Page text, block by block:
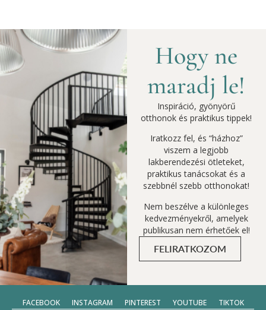
Hogy ne
maradj le!
Inspiráció, gyönyörű
otthonok és praktikus tippek!
Iratkozz fel, és “házhoz”
viszem a legjobb
lakberendezési ötleteket,
praktikus tanácsokat és a
szebbnél szebb otthonokat!
Nem beszélve a különleges
kedvezményekről, amelyek
publikusan nem érhetőek el!
FELIRATKOZOM
FACEBOOK INSTAGRAM PINTEREST YOUTUBE
TIKTOK